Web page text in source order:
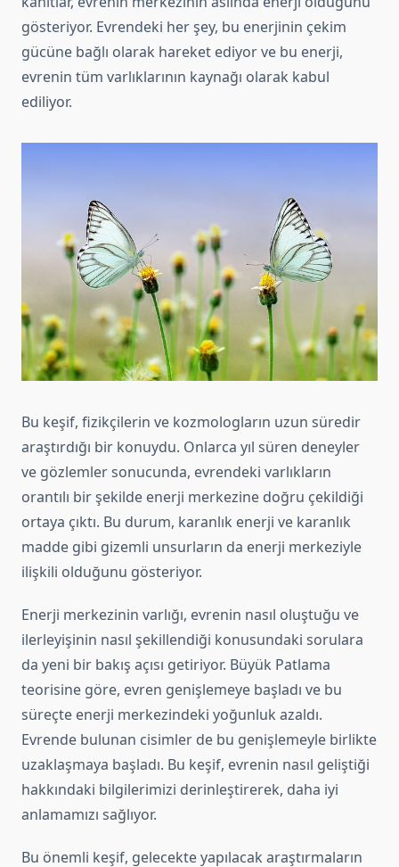
gösteriyor. Evrendeki her şey, bu enerjinin çekim
gücüne bağlı olarak hareket ediyor ve bu enerji,
evrenin tüm varlıklarının kaynağı olarak kabul
ediliyor.
Bu keşif, fizikçilerin ve kozmologların uzun süredir
araştırdığı bir konuydu. Onlarca yıl süren deneyler
ve gözlemler sonucunda, evrendeki varlıkların
orantılı bir şekilde enerji merkezine doğru çekildiği
ortaya çıktı. Bu durum, karanlık enerji ve karanlık
madde gibi gizemli unsurların da enerji merkeziyle
ilişkili olduğunu gösteriyor.
Enerji merkezinin varlığı, evrenin nasıl oluştuğu ve
ilerleyişinin nasıl şekillendiği konusundaki sorulara
da yeni bir bakış açısı getiriyor. Büyük Patlama
teorisine göre, evren genişlemeye başladı ve bu
süreçte enerji merkezindeki yoğunluk azaldı.
Evrende bulunan cisimler de bu genişlemeyle birlikte
uzaklaşmaya başladı. Bu keşif, evrenin nasıl geliştiği
hakkındaki bilgilerimizi derinleştirerek, daha iyi
anlamamızı sağlıyor.
Bu önemli keşif, gelecekte yapılacak araştırmaların